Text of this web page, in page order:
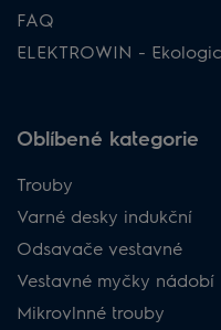
FAQ
ELEKTROWIN -
Oblíbené kategorie
Trouby
Varné desky indukční
Odsavače vestavné
Vestavné myčky nádobí
Mikrovlnné trouby